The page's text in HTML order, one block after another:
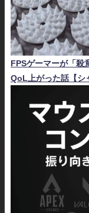
FPSゲーマーが「殺
QoL上がった話【シ